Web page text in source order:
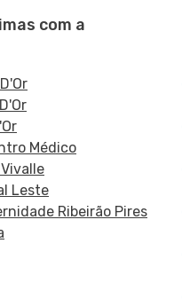
com a
Médico
Leste
Ribeirão Pires